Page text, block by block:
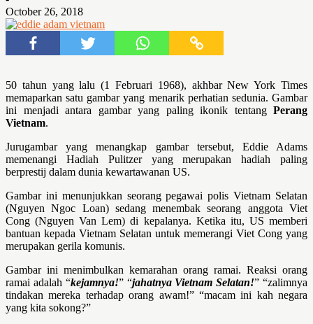
October 26, 2018
50 tahun yang lalu (1 Februari 1968), akhbar New York Times
memaparkan satu gambar yang menarik perhatian sedunia. Gambar
ini menjadi antara gambar yang paling ikonik tentang Perang
Vietnam.
Jurugambar yang menangkap gambar tersebut, Eddie Adams
memenangi Hadiah Pulitzer yang merupakan hadiah paling
berprestij dalam dunia kewartawanan US.
Gambar ini menunjukkan seorang pegawai polis Vietnam Selatan
(Nguyen Ngoc Loan) sedang menembak seorang anggota Viet
Cong (Nguyen Van Lem) di kepalanya. Ketika itu, US memberi
bantuan kepada Vietnam Selatan untuk memerangi Viet Cong yang
merupakan gerila komunis.
Gambar ini menimbulkan kemarahan orang ramai. Reaksi orang
ramai adalah “kejamnya!” “jahatnya Vietnam Selatan!” “zalimnya
tindakan mereka terhadap orang awam!” “macam ini kah negara
yang kita sokong?”